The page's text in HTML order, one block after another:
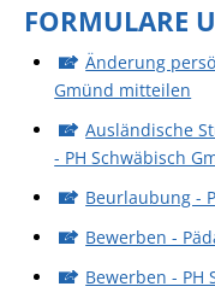
FORMULARE
Änderung
Gmünd mitteilen
Ausländische
- PH Schwäbisch
Beurlaubung -
Bewerben -
Bewerben - PH